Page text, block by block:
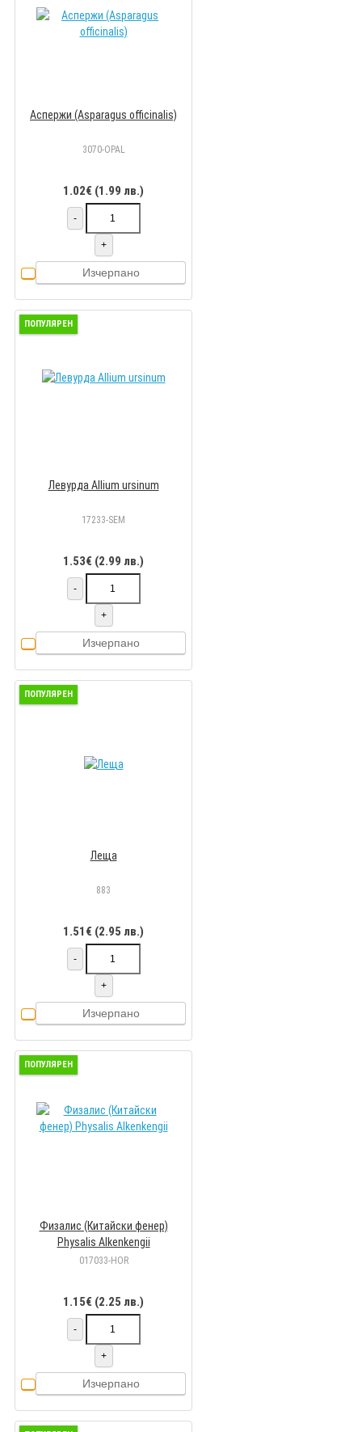
Аспержи (Asparagus officinalis)
3070-OPAL
1.02€ (1.99 лв.)
-
+
Изчерпано
ПОПУЛЯРЕН
Левурда Allium ursinum
17233-SEM
1.53€ (2.99 лв.)
-
+
Изчерпано
ПОПУЛЯРЕН
Леща
883
1.51€ (2.95 лв.)
-
+
Изчерпано
ПОПУЛЯРЕН
Физалис (Китайски фенер)
Physalis Alkenkengii
017033-HOR
1.15€ (2.25 лв.)
-
+
Изчерпано